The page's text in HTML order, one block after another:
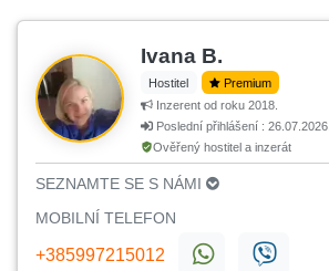
Ivana B.
Hostitel
Premium
Inzerent od roku 2018.
Poslední přihlášení : 26.07.2026.
Ověřený hostitel a inzerát
SEZNAMTE SE S NÁMI
MOBILNÍ TELEFON
+385997215012